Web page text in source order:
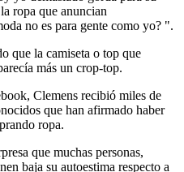
ropa que anuncian
no es para gente como yo? ".
que la camiseta o top que
más un crop-top.
Clemens recibió miles de
que han afirmado haber
ropa.
que muchas personas,
baja su autoestima respecto a